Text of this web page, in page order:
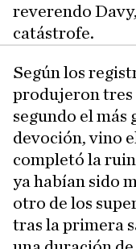
reverendo
catástrofe.
Según los
produjeron tres
segundo el más
devoción, vino
completó la
ya habían sido
otro de los
tras la primera